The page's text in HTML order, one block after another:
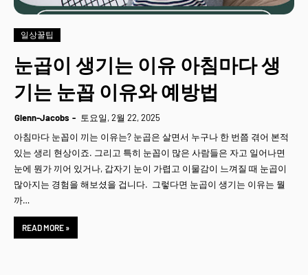
일상꿀팁
눈곱이 생기는 이유 아침마다 생
기는 눈꼽 이유와 예방법
Glenn-Jacobs
토요일, 2월 22, 2025
아침마다 눈꼽이 끼는 이유는? 눈곱은 살면서 누구나 한 번쯤 겪어 본적
있는 생리 현상이죠. 그리고 특히 눈꼽이 많은 사람들은 자고 일어나면
눈에 뭔가 끼어 있거나, 갑자기 눈이 가렵고 이물감이 느껴질 때 눈곱이
많아지는 경험을 해보셨을 겁니다. 그렇다면 눈곱이 생기는 이유는 뭘
까…
READ MORE »